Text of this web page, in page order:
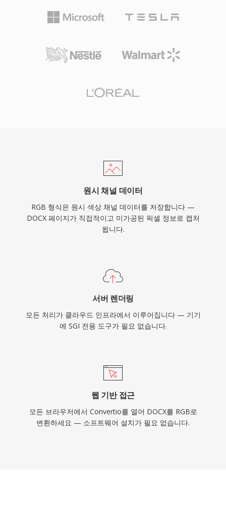
원시 채널 데이터
RGB 형식은 원시 색상 채널 데이터를 저장합니다 —
DOCX 페이지가 직접적이고 미가공된 픽셀 정보로 캡처
됩니다.
서버 렌더링
모든 처리가 클라우드 인프라에서 이루어집니다 — 기기
에 SGI 전용 도구가 필요 없습니다.
웹 기반 접근
모든 브라우저에서 Convertio를 열어 DOCX를 RGB로
변환하세요 — 소프트웨어 설치가 필요 없습니다.